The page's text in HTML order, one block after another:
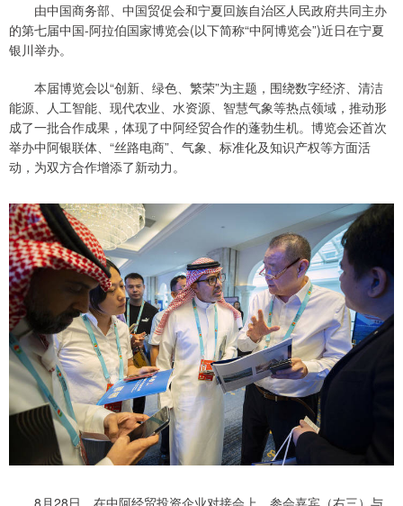
由中国商务部、中国贸促会和宁夏回族自治区人民政府共同主办
的第七届中国-阿拉伯国家博览会(以下简称“中阿博览会”)近日在宁夏
银川举办。
本届博览会以“创新、绿色、繁荣”为主题，围绕数字经济、清洁
能源、人工智能、现代农业、水资源、智慧气象等热点领域，推动形
成了一批合作成果，体现了中阿经贸合作的蓬勃生机。博览会还首次
举办中阿银联体、“丝路电商”、气象、标准化及知识产权等方面活
动，为双方合作增添了新动力。
8月28日，在中阿经贸投资企业对接会上，参会嘉宾（右三）与